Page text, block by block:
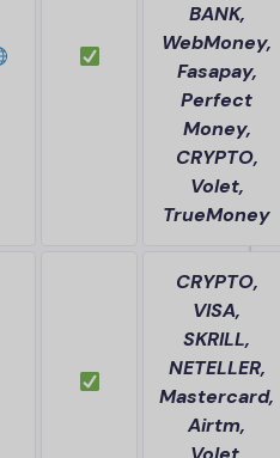
BANK,
WebMoney,
Fasapay,
Perfect
Money,
CRYPTO,
Volet,
TrueMoney
CRYPTO,
VISA,
SKRILL,
NETELLER,
Mastercard,
Airtm,